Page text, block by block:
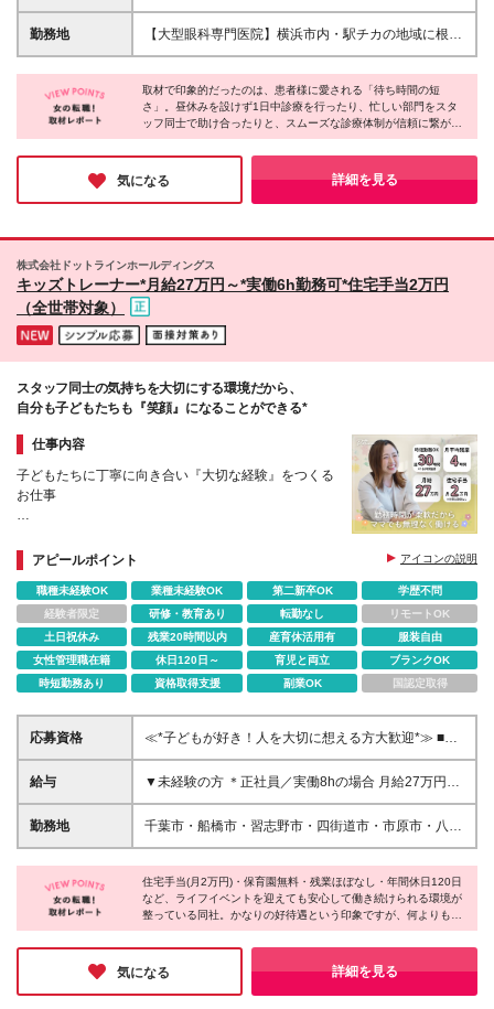
好き◎ □未経験から、地域に根差した安定の医療機関
でデビューしたい！ □社宅や無料ランチなど、生活基
能力を考慮の上、決定します。 ※時間外手当は、別途
全額支給します。 ※3ヶ月間の試用期間があります。
勤務地
【大型眼科専門医院】横浜市内・駅チカの地域に根差
したクリニック勤務♪ ■本院（岡田眼科） 横浜市港南
区港南台5-5-22 ■分院（横浜西口眼科） 横浜市神奈
川区鶴屋町2-23-2 TSプラザビル6F ※入社時の配属先
は、内定を出す段階でお伝えいたします ※転居を伴う
転勤はありませんが、ゆくゆくは2院内での異動が発
生する可能性がございます ★月1.5万円で住める社宅
をご用意 港南台本院のクリニックから徒歩10～15分
と通勤に便利な場所に、 月1万5000円で住める借り上
OK（駐車場あり） (変更の範囲)上記を除く当社関連
勤務地
取材で印象的だったのは、患者様に愛される「待ち時間の短
さ」。昼休みを設けず1日中診療を行ったり、忙しい部門をスタ
ッフ同士で助け合ったりと、スムーズな診療体制が信頼に繋がっ
ているとのことです。もちろんスタッフはシフト制できっちり休
憩を取れるので安心してください！多角的な事業展開で売上高47
億円を誇る安定基盤と地域からの厚い信頼。このような環境だか
らこそ、社員の方々が安心して長く働けると確信しました。
気になる 詳細を見る
株式会社ドットラインホールディングス
キッズトレーナー*月給27万円～*実働6h勤務可*住宅手当2万円
（全世帯対象）
スタッフ同士の気持ちを大切にする環境だから、
自分も子どもたちも『笑顔』になることができる*
仕事内容
子どもたちに丁寧に向き合い『大切な経験』をつくる
お仕事
＊週5×実働6h（週30時間）勤務OK
＊最長3ヵ月の研修サポートあり
＊自社内保育園が無料
＊チーム体制で休暇も取りやすい！
アピールポイント アイコンの説明
職種未経験OK 業種未経験OK 第二新卒OK
学歴不問
経験者限定
研修・教育あり 転勤なし
リモートOK
土日祝休み
残業20時間以内 産育休活用有
服装自由
女性管理職在籍
休日120日～ 育児と両立
ブランクOK
時短勤務あり
資格取得支援 副業OK 国認定取得
応募資格
≪*子どもが好き！人を大切に想える方大歓迎*≫ ■未
経験歓迎 ■学歴不問／資格不要 ■職種・業種未経験歓
迎 ＼こんな方はお待ちしています！／ ・家庭やプラ
に取り組むことが好きな方 ・子供が好きで、成長を
サポートしたい方 ・身体を動かすことが好きな方 ・
給与
▼未経験の方 ＊正社員／実働8hの場合 月給27万円～
31万円＋諸手当 ※上記は、固定残業時間（30時間分
／5万円～）含む ※固定残業代は残業がない場合も支
員×時短勤務／実働6hの場合 月給18万2000円～20万
9,500円＋諸手当 ※上記は、固定残業時間（10時間分
／1.7万円～）含む ※固定残業代は残業がない場合も
上記は、固定残業時間（30時間分／6.4万円～）含む
※固定残業代は残業がない場合も支給し、超過分は別
勤務地
千葉市・船橋市・習志野市・四街道市・市原市・八千
代市・鎌ケ谷市・佐倉市・松戸市の各教室 ＊転居を
伴う転勤なし！ ＊勤務地はご希望を考慮します♪ ＊
U・Iターンも歓迎♪ ＊マイカー通勤OK！駐車場を完備
【配属先】 ■千葉市中央区 └千葉中央、浜野、蘇我、
新千葉、都町、西千葉 ■千葉市若葉区 └小倉台、都
賀、千城台 ■千葉市稲毛区 └長沼原、小仲台 ■千葉市
花見川区 └花見川、新検見川、幕張 ■千葉市美浜区 └
幸町、高浜、真砂 ■千葉市緑区 └あすみが丘、おゆみ
住宅手当(月2万円)・保育園無料・残業ほぼなし・年間休日120日
など、ライフイベントを迎えても安心して働き続けられる環境が
整っている同社。かなりの好待遇という印象ですが、何よりも
『社員の働きやすさ』を大切にする同社の中では「こういった待
遇はもはや普通のこと」なんだとか！そんな環境のせいか、事務
所内はとても明るく、インタビューに応じてくださった社員の皆
さんも朗らかな方ばかりでした♪
気になる 詳細を見る